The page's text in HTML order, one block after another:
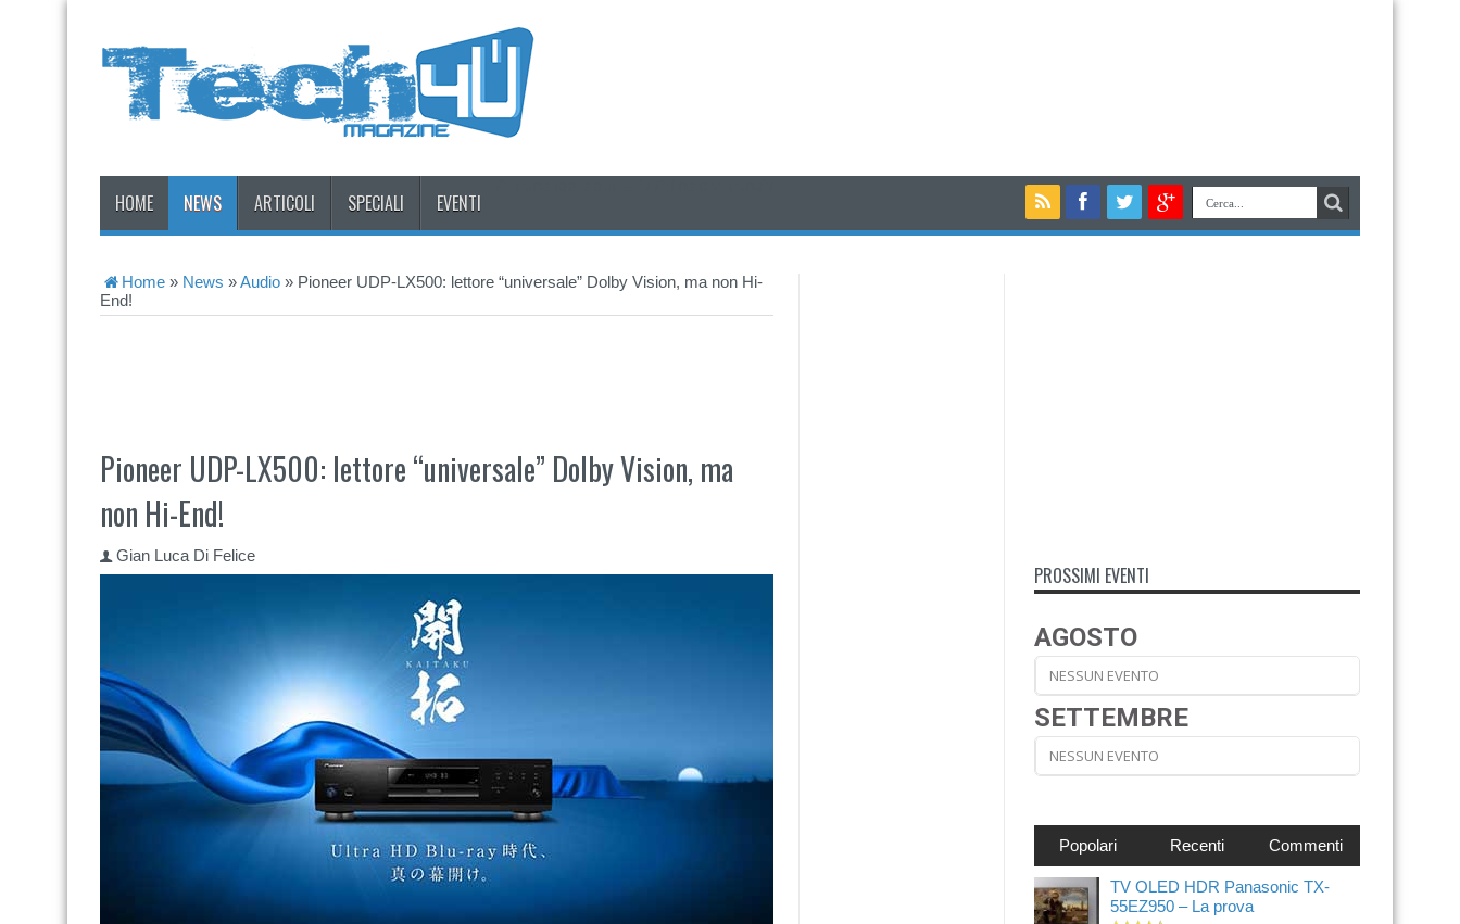
HOME NEWS ARTICOLI SPECIALI EVENTI
Home » News »Audio » Pioneer UDP-LX500: lettore “universale” Dolby Vision, ma non Hi-
End!
Pioneer UDP-LX500: lettore “universale” Dolby Vision, ma
non Hi-End!
Gian Luca Di Felice
PROSSIMI EVENTI
AGOSTO
NESSUN EVENTO
SETTEMBRE
NESSUN EVENTO
Popolari Recenti Commenti
TV OLED HDR Panasonic TX-
55EZ950 – La prova